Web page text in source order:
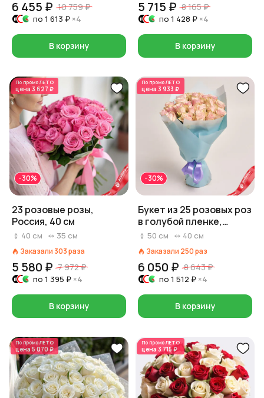
6 455 ₽ 10 759 ₽
по 1 613 ₽ ×4
В корзину
5 715 ₽ 8 165 ₽
по 1 428 ₽ ×4
В корзину
По промоЛЕТО
цена 3 627 ₽
-30%
23 розовые розы,
Россия, 40 см
40 см 35 см
Заказали 303раза
5 580 ₽ 7 972 ₽
по 1 395 ₽ ×4
В корзину
По промоЛЕТО
цена 3 933 ₽
-30%
Букет из 25 розовых роз
в голубой пленке,
Россия, 50 см
50 см 40 см
Заказали 250раз
6 050 ₽ 8 643 ₽
по 1 512 ₽ ×4
В корзину
По промоЛЕТО
цена 5 070 ₽
По промоЛЕТО
цена 3 715 ₽